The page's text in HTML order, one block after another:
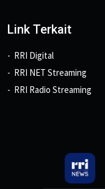
Link Terkait
RRI Digital
RRI NET Streaming
RRI Radio Streaming